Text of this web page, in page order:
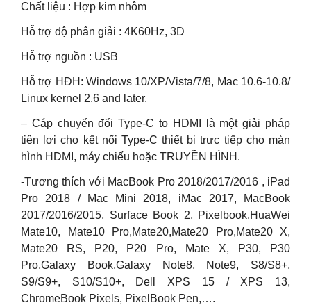
Chất liệu : Hợp kim nhôm
Hỗ trợ độ phân giải : 4K60Hz, 3D
Hỗ trợ nguồn : USB
Hỗ trợ HĐH: Windows 10/XP/Vista/7/8, Mac 10.6-10.8/
Linux kernel 2.6 and later.
– Cáp chuyển đổi Type-C to HDMI là một giải pháp
tiện lợi cho kết nối Type-C thiết bị trực tiếp cho màn
hình HDMI, máy chiếu hoặc TRUYỀN HÌNH.
-Tương thích với MacBook Pro 2018/2017/2016 , iPad
Pro 2018 / Mac Mini 2018, iMac 2017, MacBook
2017/2016/2015, Surface Book 2, Pixelbook,HuaWei
Mate10, Mate10 Pro,Mate20,Mate20 Pro,Mate20 X,
Mate20 RS, P20, P20 Pro, Mate X, P30, P30
Pro,Galaxy Book,Galaxy Note8, Note9, S8/S8+,
S9/S9+, S10/S10+, Dell XPS 15 / XPS 13,
ChromeBook Pixels, PixelBook Pen,….